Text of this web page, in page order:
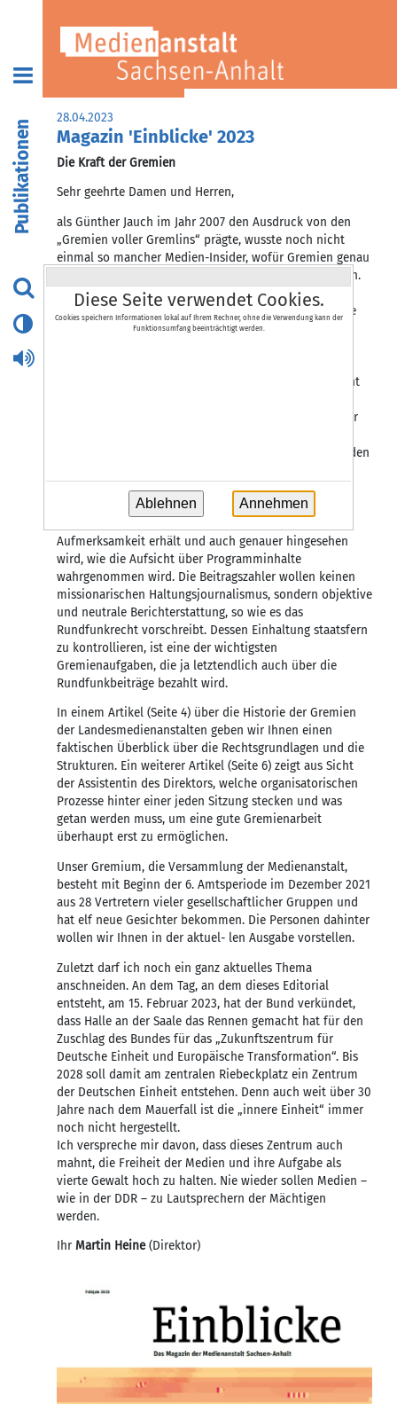
Publikationen
28.04.2023
Magazin 'Einblicke' 2023
Die Kraft der Gremien
Sehr geehrte Damen und Herren,
als Günther Jauch im Jahr 2007 den Ausdruck von den
„Gremien voller Gremlins“ prägte, wusste noch nicht
einmal so mancher Medien-Insider, wofür Gremien genau
stehen und was deren Vertreter denn so genau machen.
Damals ärgerte sich Jauch öffentlich über die ARD-
Gremien, die seinen Vertrag besonders genau unter die
Lupe nahmen. Im vergangenen Jahr gerieten der
mussten sich die Frage gefallen lassen, warum sie nicht
Verträgen für die Führungsmannschaft. Umso wichtiger
öffentlich-rechtlichen Rundfunks als auch bei uns in den
Auffassung nach ist es gut, dass in den aktuellen
medienpolitischen Diskussionen die Arbeit der
Aufmerksamkeit erhält und auch genauer hingesehen
wird, wie die Aufsicht über Programminhalte
wahrgenommen wird. Die Beitragszahler wollen keinen
missionarischen Haltungsjournalismus, sondern objektive
und neutrale Berichterstattung, so wie es das
Rundfunkrecht vorschreibt. Dessen Einhaltung staatsfern
zu kontrollieren, ist eine der wichtigsten
Gremienaufgaben, die ja letztendlich auch über die
Rundfunkbeiträge bezahlt wird.
In einem Artikel (Seite 4) über die Historie der Gremien
der Landesmedienanstalten geben wir Ihnen einen
faktischen Überblick über die Rechtsgrundlagen und die
Strukturen. Ein weiterer Artikel (Seite 6) zeigt aus Sicht
der Assistentin des Direktors, welche organisatorischen
Prozesse hinter einer jeden Sitzung stecken und was
getan werden muss, um eine gute Gremienarbeit
überhaupt erst zu ermöglichen.
Unser Gremium, die Versammlung der Medienanstalt,
besteht mit Beginn der 6. Amtsperiode im Dezember 2021
aus 28 Vertretern vieler gesellschaftlicher Gruppen und
hat elf neue Gesichter bekommen. Die Personen dahinter
wollen wir Ihnen in der aktuel- len Ausgabe vorstellen.
Zuletzt darf ich noch ein ganz aktuelles Thema
anschneiden. An dem Tag, an dem dieses Editorial
entsteht, am 15. Februar 2023, hat der Bund verkündet,
dass Halle an der Saale das Rennen gemacht hat für den
Zuschlag des Bundes für das „Zukunftszentrum für
Deutsche Einheit und Europäische Transformation“. Bis
2028 soll damit am zentralen Riebeckplatz ein Zentrum
der Deutschen Einheit entstehen. Denn auch weit über 30
Jahre nach dem Mauerfall ist die „innere Einheit“ immer
noch nicht hergestellt.
Ich verspreche mir davon, dass dieses Zentrum auch
mahnt, die Freiheit der Medien und ihre Aufgabe als
vierte Gewalt hoch zu halten. Nie wieder sollen Medien –
wie in der DDR – zu Lautsprechern der Mächtigen
werden.
Ihr Martin Heine(Direktor)
Diese Seite verwendet Cookies.
Cookies speichern Informationen lokal auf Ihrem Rechner, ohne die Verwendung kann der
Funktionsumfang beeinträchtigt werden.
Annehmen
Ablehnen